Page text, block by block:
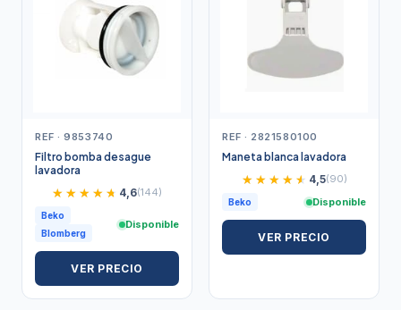
REF · 9853740
Filtro bomba desague
lavadora
★★★★★
★★★★★ 4,6(144)
Beko
Blomberg
Disponible
VER PRECIO
REF · 2821580100
Maneta blanca lavadora
★★★★★
★★★★★ 4,5(90)
Beko Disponible
VER PRECIO